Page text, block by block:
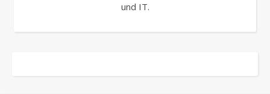
und IT.